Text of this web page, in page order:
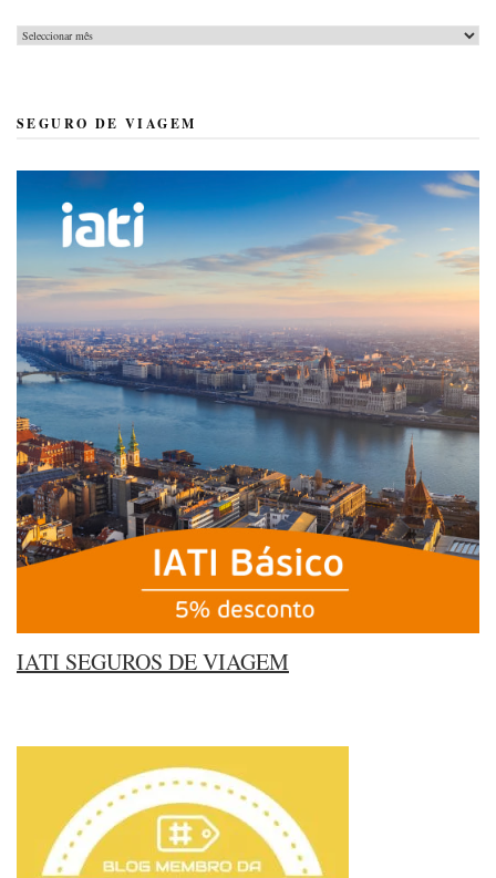
Archives
SEGURO DE VIAGEM
IATI SEGUROS DE VIAGEM